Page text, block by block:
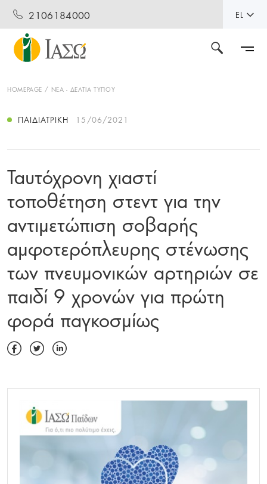
2106184000 EL
HOMEPAGE ΝΕΑ - ΔΕΛΤΙΑ ΤΥΠΟΥ
ΠΑΙΔΙΑΤΡΙΚΉ 15/06/2021
Ταυτόχρονη χιαστί
τοποθέτηση στεντ για την
αντιμετώπιση σοβαρής
αμφοτερόπλευρης στένωσης
των πνευμονικών αρτηριών σε
παιδί 9 χρονών για πρώτη
φορά παγκοσμίως